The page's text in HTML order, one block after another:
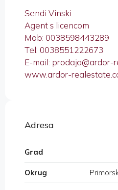
Sendi Vinski
Agent s licencom
Mob: 0038598443289
Tel: 0038551222673
E-mail: prodaja@ardor-
www.ardor-
Adresa
Grad
Okrug